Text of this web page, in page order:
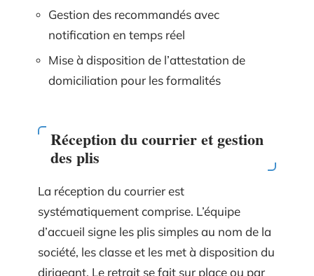
Gestion des recommandés avec
notification en temps réel
Mise à disposition de l’attestation de
domiciliation pour les formalités
Réception du courrier et gestion
des plis
La réception du courrier est
systématiquement comprise. L’équipe
d’accueil signe les plis simples au nom de la
société, les classe et les met à disposition du
dirigeant. Le retrait se fait sur place ou par